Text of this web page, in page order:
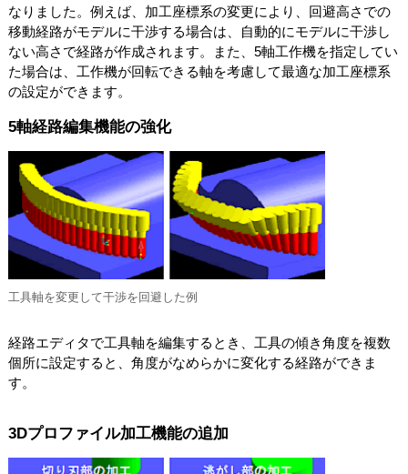
なりました。例えば、加工座標系の変更により、回避高さでの
移動経路がモデルに干渉する場合は、自動的にモデルに干渉し
ない高さで経路が作成されます。また、5軸工作機を指定してい
た場合は、工作機が回転できる軸を考慮して最適な加工座標系
の設定ができます。
5軸経路編集機能の強化
工具軸を変更して干渉を回避した例
経路エディタで工具軸を編集するとき、工具の傾き角度を複数
個所に設定すると、角度がなめらかに変化する経路ができま
す。
3Dプロファイル加工機能の追加